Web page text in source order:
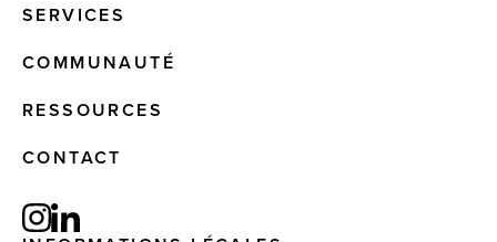
SERVICES
COMMUNAUTÉ
RESSOURCES
CONTACT